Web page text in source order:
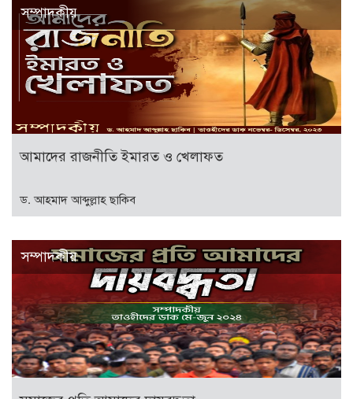
সম্পাদকীয়
আমাদের রাজনীতি ইমারত ও খেলাফত
ড. আহমাদ আব্দুল্লাহ ছাকিব
সম্পাদকীয়